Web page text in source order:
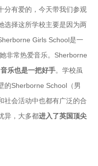
分有爱的，今天带我们参观
选择这所学校主要是因为两
Girls School是一
非常热爱音乐。Sherborne
乐也是一把好手。学校虽
的Sherborne School（男
社会活动中也都有广泛的合
异，大多都进入了英国顶尖